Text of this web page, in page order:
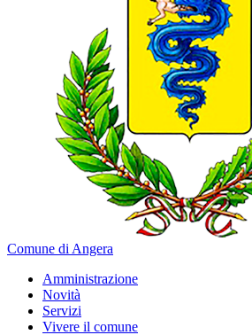
Comune di Angera
Amministrazione
Novità
Servizi
Vivere il comune